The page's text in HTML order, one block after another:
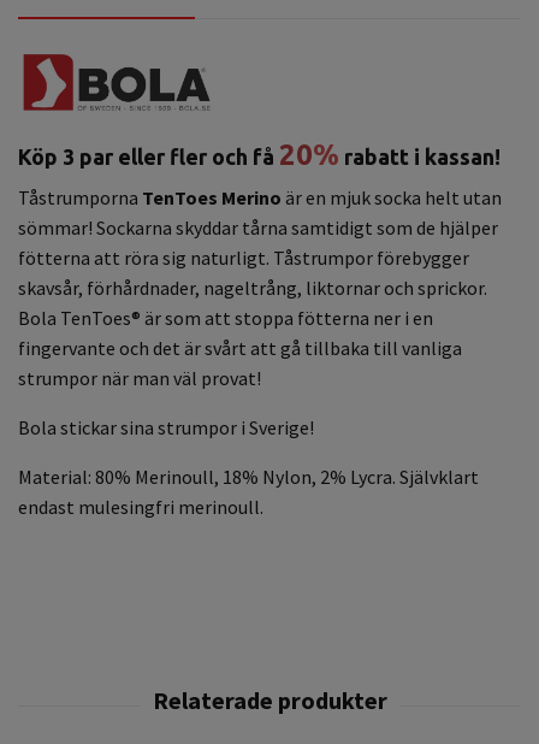
Köp 3 par eller fler och få 20% rabatt i kassan!
Tåstrumporna TenToes Merino är en mjuk socka helt utan
sömmar! Sockarna skyddar tårna samtidigt som de hjälper
fötterna att röra sig naturligt. Tåstrumpor förebygger
skavsår, förhårdnader, nageltrång, liktornar och sprickor.
Bola TenToes® är som att stoppa fötterna ner i en
fingervante och det är svårt att gå tillbaka till vanliga
strumpor när man väl provat!
Bola stickar sina strumpor i Sverige!
Material: 80% Merinoull, 18% Nylon, 2% Lycra. Självklart
endast mulesingfri merinoull.